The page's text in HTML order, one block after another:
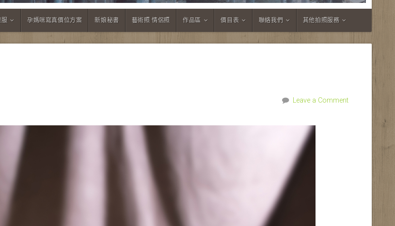
服 孕媽咪寫真價位方案 新娘秘書 藝術照 情侶照 作品區 價目表 聯絡我們 其他拍照服務
Leave a Comment